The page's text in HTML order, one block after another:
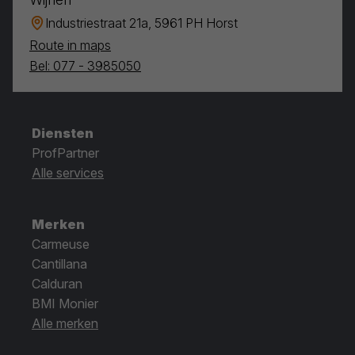
Industriestraat 21a, 5961 PH Horst
Route in maps
Bel: 077 - 3985050
Diensten
ProfPartner
Alle services
Merken
Carmeuse
Cantillana
Calduran
BMI Monier
Alle merken